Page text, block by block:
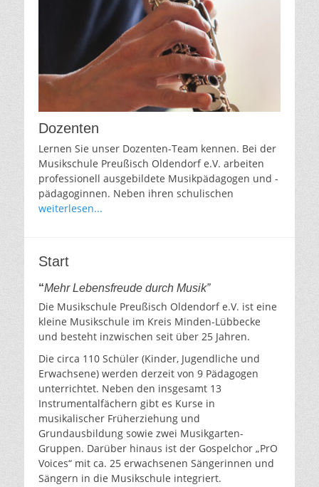
Dozenten
Lernen Sie unser Dozenten-Team kennen. Bei der
Musikschule Preußisch Oldendorf e.V. arbeiten
professionell ausgebildete Musikpädagogen und -
pädagoginnen. Neben ihren schulischen
weiterlesen...
Start
“Mehr Lebensfreude durch Musik”
Die Musikschule Preußisch Oldendorf e.V. ist eine
kleine Musikschule im Kreis Minden-Lübbecke
und besteht inzwischen seit über 25 Jahren.
Die circa 110 Schüler (Kinder, Jugendliche und
Erwachsene) werden derzeit von 9 Pädagogen
unterrichtet. Neben den insgesamt 13
Instrumentalfächern gibt es Kurse in
musikalischer Früherziehung und
Grundausbildung sowie zwei Musikgarten-
Gruppen. Darüber hinaus ist der Gospelchor „PrO
Voices“ mit ca. 25 erwachsenen Sängerinnen und
Sängern in die Musikschule integriert.